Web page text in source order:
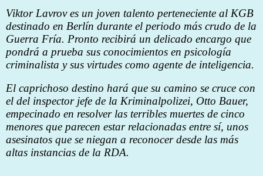
Viktor Lavrov es un joven talento perteneciente al KGB
destinado en Berlín durante el periodo más crudo de la
Guerra Fría. Pronto recibirá un delicado encargo que
pondrá a prueba sus conocimientos en psicología
criminalista y sus virtudes como agente de inteligencia.
El caprichoso destino hará que su camino se cruce con
el del inspector jefe de la Kriminalpolizei, Otto Bauer,
empecinado en resolver las terribles muertes de cinco
menores que parecen estar relacionadas entre sí, unos
asesinatos que se niegan a reconocer desde las más
altas instancias de la RDA.